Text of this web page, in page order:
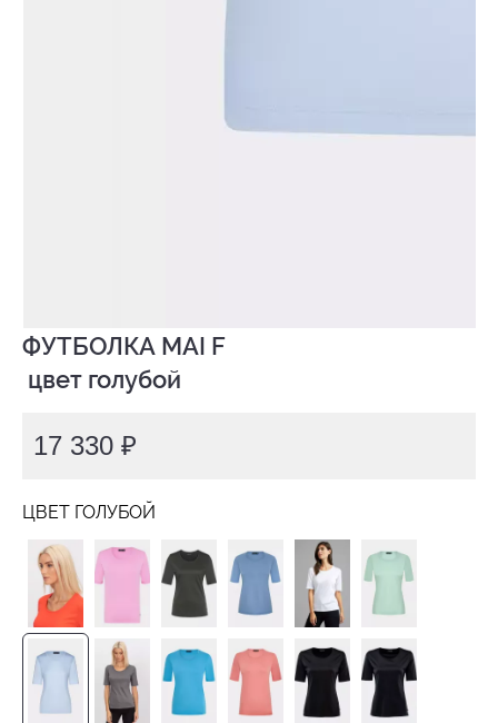
ФУТБОЛКА MAI F
цвет голубой
17 330 ₽
ЦВЕТ ГОЛУБОЙ